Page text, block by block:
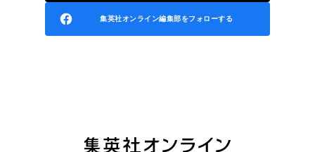
集英社オンライン編集部をフォローする